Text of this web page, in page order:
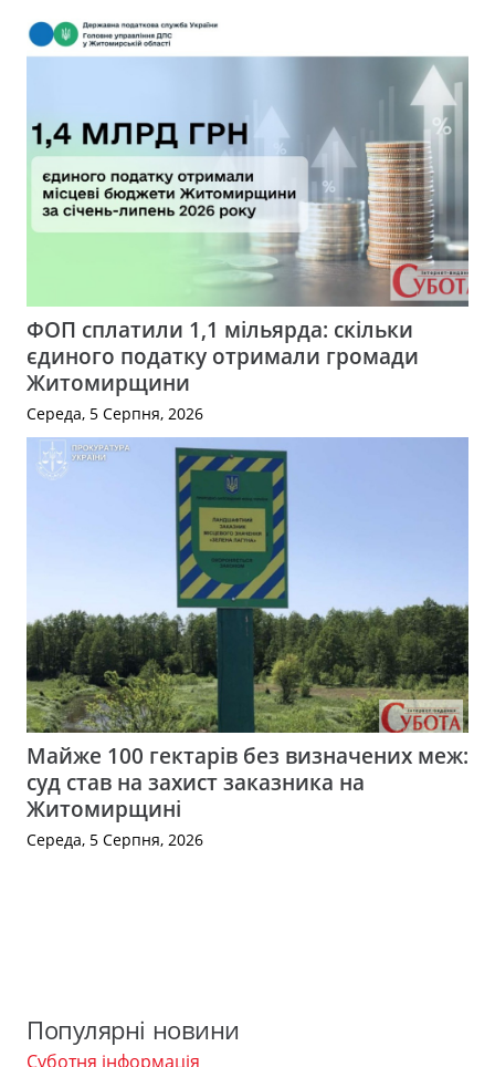
ФОП сплатили 1,1 мільярда: скільки
єдиного податку отримали громади
Житомирщини
Середа, 5 Серпня, 2026
Майже 100 гектарів без визначених меж:
суд став на захист заказника на
Житомирщині
Середа, 5 Серпня, 2026
Популярні новини
Суботня інформація